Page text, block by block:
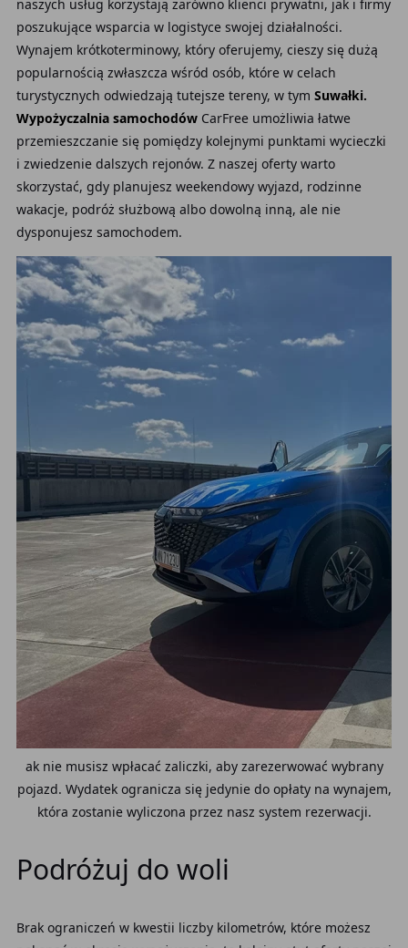
naszych usług korzystają zarówno klienci prywatni, jak i firmy
poszukujące wsparcia w logistyce swojej działalności.
Wynajem krótkoterminowy, który oferujemy, cieszy się dużą
popularnością zwłaszcza wśród osób, które w celach
turystycznych odwiedzają tutejsze tereny, w tym Suwałki.
Wypożyczalnia samochodów CarFree umożliwia łatwe
przemieszczanie się pomiędzy kolejnymi punktami wycieczki
i zwiedzenie dalszych rejonów. Z naszej oferty warto
skorzystać, gdy planujesz weekendowy wyjazd, rodzinne
wakacje, podróż służbową albo dowolną inną, ale nie
dysponujesz samochodem.
ak nie musisz wpłacać zaliczki, aby zarezerwować wybrany
pojazd. Wydatek ogranicza się jedynie do opłaty na wynajem,
która zostanie wyliczona przez nasz system rezerwacji.
Podróżuj do woli
Brak ograniczeń w kwestii liczby kilometrów, które możesz